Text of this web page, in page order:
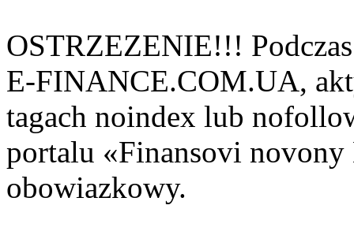
OSTRZEZENIE!!!
E-FINANCE.COM.UA,
tagach noindex lub
portalu «Finansovi
obowiazkowy.